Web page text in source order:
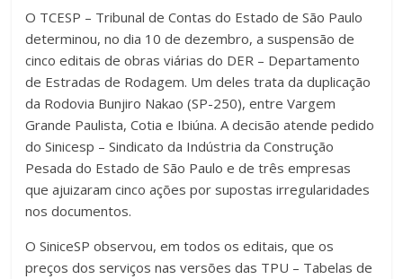
O TCESP – Tribunal de Contas do Estado de São Paulo
determinou, no dia 10 de dezembro, a suspensão de
cinco editais de obras viárias do DER – Departamento
de Estradas de Rodagem. Um deles trata da duplicação
da Rodovia Bunjiro Nakao (SP-250), entre Vargem
Grande Paulista, Cotia e Ibiúna. A decisão atende pedido
do Sinicesp – Sindicato da Indústria da Construção
Pesada do Estado de São Paulo e de três empresas
que ajuizaram cinco ações por supostas irregularidades
nos documentos.
O SiniceSP observou, em todos os editais, que os
preços dos serviços nas versões das TPU – Tabelas de